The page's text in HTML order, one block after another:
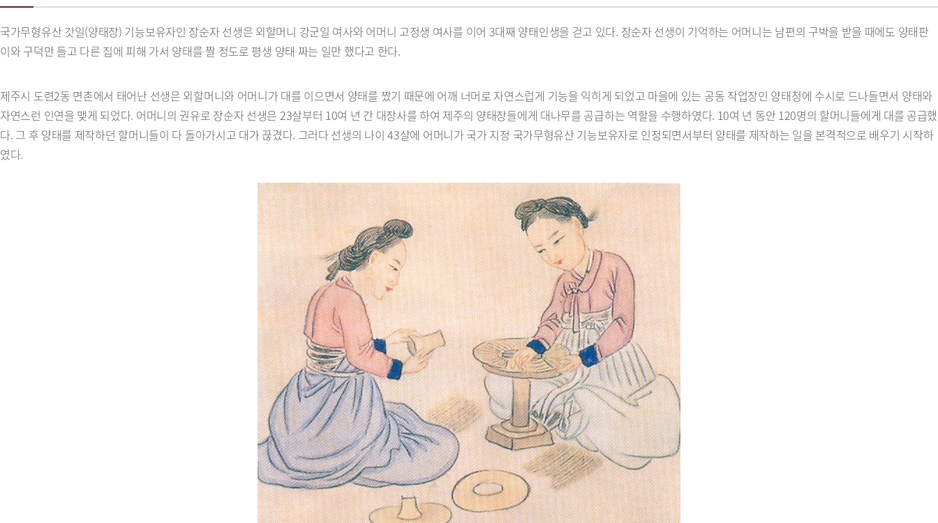
국가무형유산 갓일(양태장) 기능보유자인 장순자 선생은 외할머니 강군일 여사와 어머니 고정생 여사를 이어 3대째 양태인생을 걷고 있다. 장순자 선생이 기억하는 어머니는 남편의 구박을 받을 때에도 양태판
이와 구덕만 들고 다른 집에 피해 가서 양태를 짤 정도로 평생 양태 짜는 일만 했다고 한다.
제주시 도련2동 면촌에서 태어난 선생은 외할머니와 어머니가 대를 이으면서 양태를 짰기 때문에 어깨 너머로 자연스럽게 기능을 익히게 되었고 마을에 있는 공동 작업장인 양태청에 수시로 드나들면서 양태와
자연스런 인연을 맺게 되었다. 어머니의 권유로 장순자 선생은 23살부터 10여 년 간 대장사를 하여 제주의 양태장들에게 대나무를 공급하는 역할을 수행하였다. 10여 년 동안 120명의 할머니들에게 대를 공급했
다. 그 후 양태를 제작하던 할머니들이 다 돌아가시고 대가 끊겼다. 그러다 선생의 나이 43살에 어머니가 국가 지정 국가무형유산 기능보유자로 인정되면서부터 양태를 제작하는 일을 본격적으로 배우기 시작하
였다.